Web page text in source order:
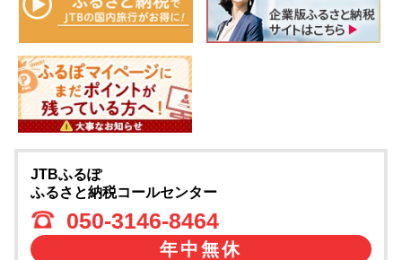
JTBふるぽ
ふるさと納税コールセンター
050-3146-8464
年中無休